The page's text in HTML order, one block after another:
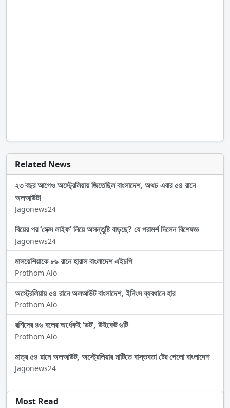
Related News
২৩ বছর আগেও অস্ট্রেলিয়ায় জিতেছিল বাংলাদেশ, অথচ এবার ৫৪ রানে
অলআউট!
Jagonews24
বিয়ের পর ‘সেক্স লাইফ’ নিয়ে অসন্তুষ্টি বাড়ছে? যে পরামর্শ দিলেন বিশেষজ্ঞ
Jagonews24
মালয়েশিয়াকে ৮৯ রানে হারাল বাংলাদেশ এইচপি
Prothom Alo
অস্ট্রেলিয়ায় ৫৪ রানে অলআউট বাংলাদেশ, ইনিংস ব্যবধানে হার
Prothom Alo
রশিদের ৪৬ বলের অর্ধেকই ‘ডট’, উইকেট ৬টি
Prothom Alo
মাত্র ৫৪ রানে অলআউট, অস্ট্রেলিয়ার মাটিতে বাস্তবতা টের পেলো বাংলাদেশ
Jagonews24
Most Read